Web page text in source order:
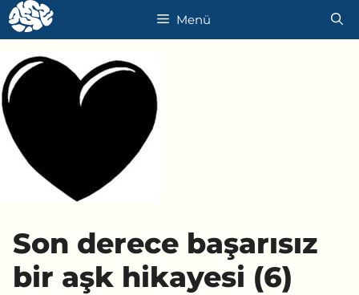
İçeriğe
atla
Menü
Son derece başarısız
bir aşk hikayesi (6)